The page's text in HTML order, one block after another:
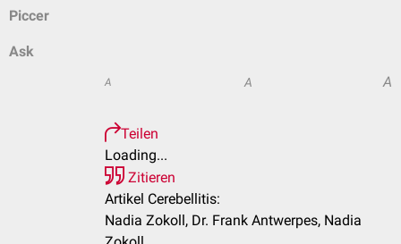
Piccer
Ask
A A A
Teilen
Loading...
Zitieren
Artikel Cerebellitis:
Nadia Zokoll, Dr. Frank Antwerpes, Nadia